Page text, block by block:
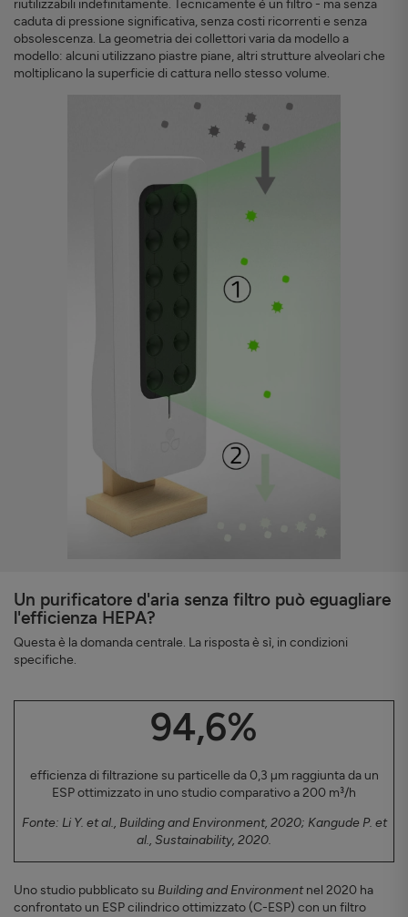
riutilizzabili indefinitamente. Tecnicamente è un filtro - ma senza
caduta di pressione significativa, senza costi ricorrenti e senza
obsolescenza. La geometria dei collettori varia da modello a
modello: alcuni utilizzano piastre piane, altri strutture alveolari che
moltiplicano la superficie di cattura nello stesso volume.
Un purificatore d'aria senza filtro può eguagliare
l'efficienza HEPA?
Questa è la domanda centrale. La risposta è sì, in condizioni
specifiche.
94,6%
efficienza di filtrazione su particelle da 0,3 µm raggiunta da un
ESP ottimizzato in uno studio comparativo a 200 m³/h
Fonte: Li Y. et al., Building and Environment, 2020; Kangude P. et
al., Sustainability, 2020.
Uno studio pubblicato su Building and Environmentnel 2020 ha
confrontato un ESP cilindrico ottimizzato (C-ESP) con un filtro